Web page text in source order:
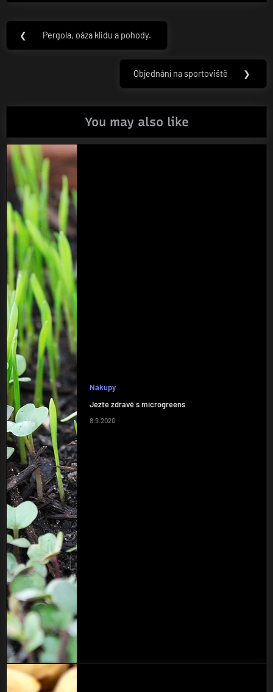
Navigace
pro
❮
Previous
Pergola, oáza klidu a pohody.
Next
Objednání na sportoviště ❯
You may also like
Nákupy
Jezte zdravě s microgreens
8.9.2020